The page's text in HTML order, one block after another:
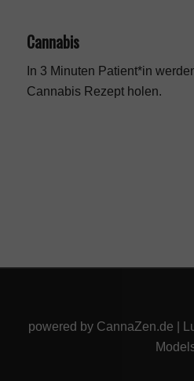
Cannabis
In 3 Minuten Patient*in
Cannabis Rezeptholen.
powered by CannaZen.de